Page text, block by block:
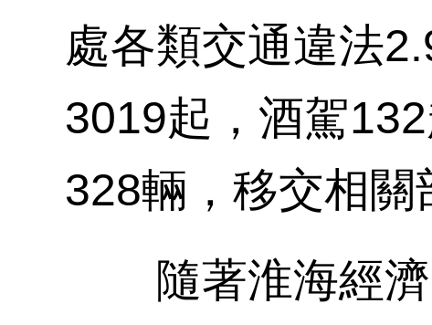
處各類交通違法
3019起，酒駕
328輛，移交相關
隨著淮海經濟